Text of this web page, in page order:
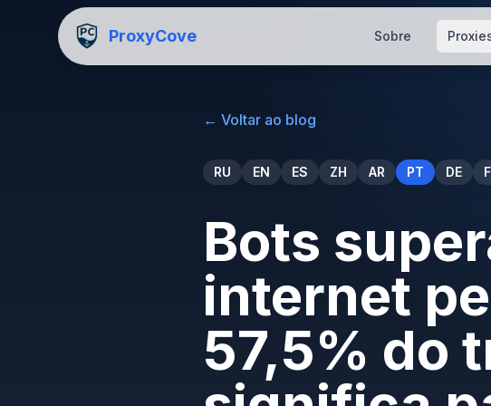
ProxyCove Sobre
← Voltar ao blog
RU EN ES ZH AR PT DE
Bots
internet
57,5% do